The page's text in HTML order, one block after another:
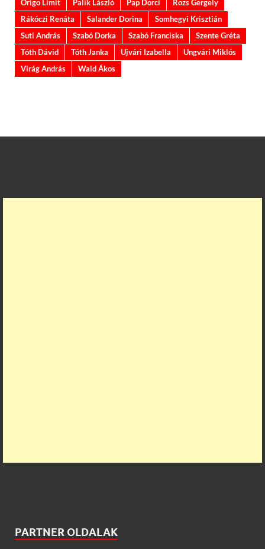
Origo Limit
Palik László Pap Dorci
Rozs Gergely
Rákóczi Renáta
Salander Dorina
Somhegyi Krisztián
Suti András
Szabó Dorka Szabó Franciska
Szente Gréta
Tóth Dávid
Tóth Janka Ujvári Izabella
Ungvári Miklós
Virág András
Wald Ákos
PARTNER OLDALAK